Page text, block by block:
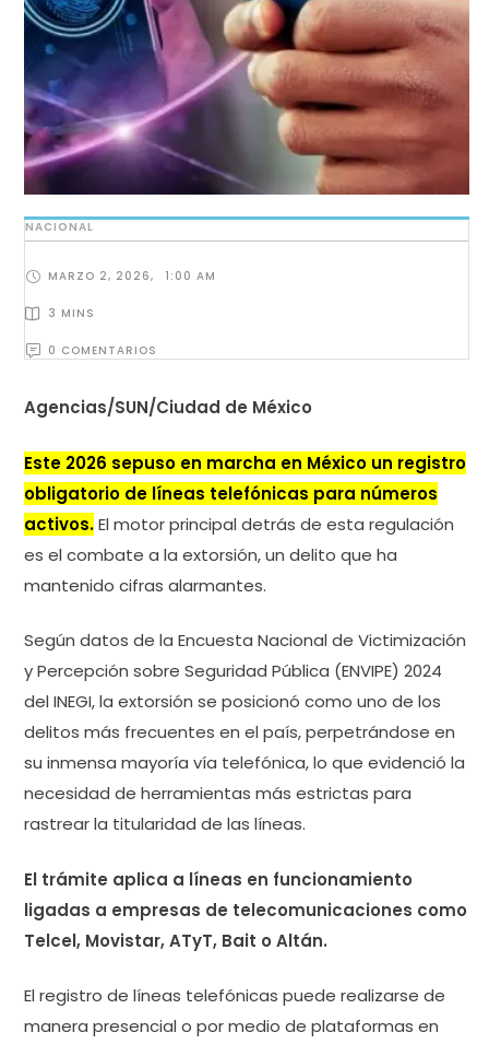
NACIONAL
MARZO 2, 2026, 1:00 AM
3 MINS
0 COMENTARIOS
Agencias/SUN/Ciudad de México
Este 2026 sepuso en marcha en México un registro
obligatorio de líneas telefónicas para números
activos.El motor principal detrás de esta regulación
es el combate a la extorsión, un delito que ha
mantenido cifras alarmantes.
Según datos de la Encuesta Nacional de Victimización
y Percepción sobre Seguridad Pública (ENVIPE) 2024
del INEGI, la extorsión se posicionó como uno de los
delitos más frecuentes en el país, perpetrándose en
su inmensa mayoría vía telefónica, lo que evidenció la
necesidad de herramientas más estrictas para
rastrear la titularidad de las líneas.
El trámite aplica a líneas en funcionamiento
ligadas a empresas de telecomunicaciones como
Telcel, Movistar, ATyT, Bait o Altán.
El registro de líneas telefónicas puede realizarse de
manera presencial o por medio de plataformas en